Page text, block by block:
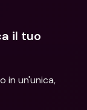
il tuo
in un'unica,